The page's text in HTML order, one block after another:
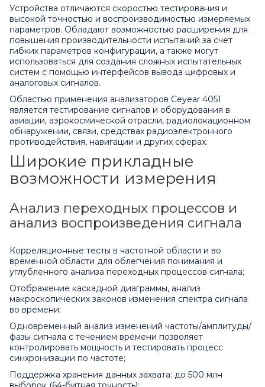
Устройства отличаются скоростью тестирования и
высокой точностью и воспроизводимостью измеряемых
параметров. Обладают возможностью расширения для
повышения производительности испытаний за счет
гибких параметров конфигурации, а также могут
использоваться для создания сложных испытательных
систем с помощью интерфейсов вывода цифровых и
аналоговых сигналов.
Областью применения анализаторов Ceyear 4051
является тестирование сигналов и оборудования в
авиации, аэрокосмической отрасли, радиолокационном
обнаружении, связи, средствах радиоэлектронного
противодействия, навигации и других сферах.
Широкие прикладные
возможности измерения
Анализ переходных процессов и
анализ воспроизведения сигнала
Корреляционные тесты в частотной области и во
временной области для облегчения понимания и
углубленного анализа переходных процессов сигнала;
Отображение каскадной диаграммы, анализ
макроскопических законов изменения спектра сигнала
во времени;
Одновременный анализ изменений частоты/амплитуды/
фазы сигнала с течением времени позволяет
контролировать мощность и тестировать процесс
синхронизации по частоте;
Поддержка хранения данных захвата: до 500 млн